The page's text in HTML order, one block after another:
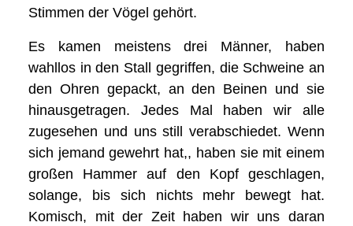
Stimmen der Vögel gehört.
Es kamen meistens drei Männer, haben
wahllos in den Stall gegriffen, die Schweine an
den Ohren gepackt, an den Beinen und sie
hinausgetragen. Jedes Mal haben wir alle
zugesehen und uns still verabschiedet. Wenn
sich jemand gewehrt hat,, haben sie mit einem
großen Hammer auf den Kopf geschlagen,
solange, bis sich nichts mehr bewegt hat.
Komisch, mit der Zeit haben wir uns daran